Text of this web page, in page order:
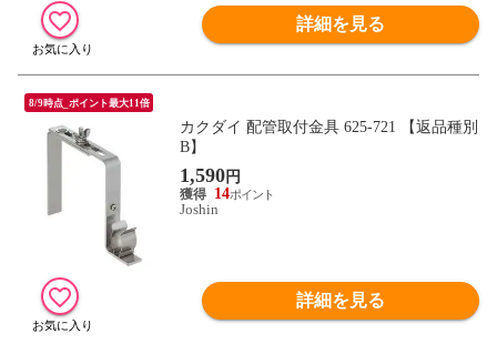
詳細を見る
8/9時点_ポイント最大11倍
カクダイ 配管取付金具 625-721 【返品種別
B】
1,590円
14
Joshin
詳細を見る